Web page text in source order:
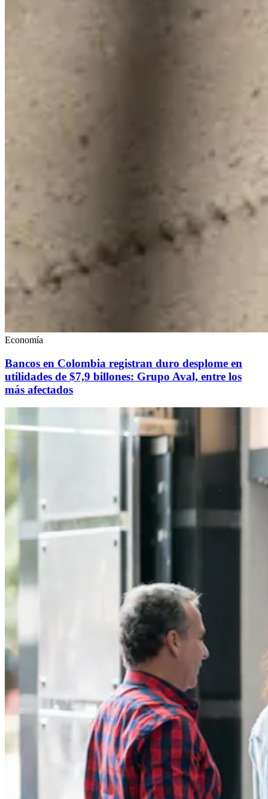
Economía
Bancos en Colombia registran duro desplome en
utilidades de $7,9 billones: Grupo Aval, entre los
más afectados